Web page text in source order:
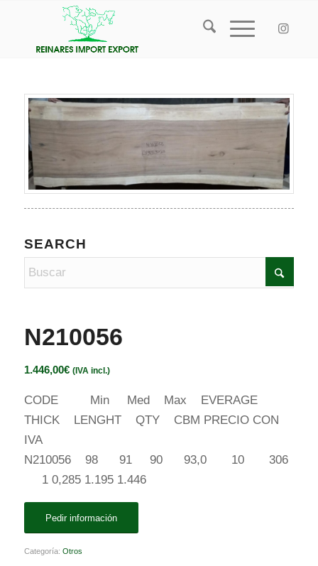
SEARCH
N210056
1.446,00€ (IVA incl.)
CODE Min Med Max EVERAGE
THICK LENGHT QTY CBM PRECIO CON
IVA
N210056 98 91 90 93,0 10 306
1 0,285 1.195 1.446
Pedir información
Categoría: Otros